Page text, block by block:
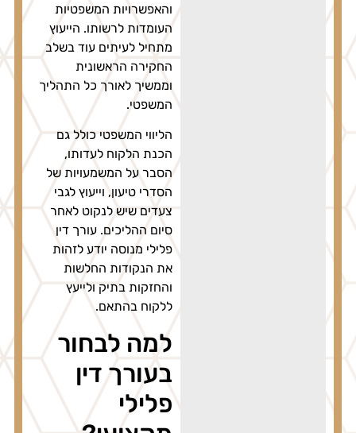
והאפשרויות המשפטיות
העומדות לרשותו. הייעוץ
מתחיל לעיתים עוד בשלב
החקירה הראשונית
וממשיך לאורך כל התהליך
המשפטי.
הליווי המשפטי כולל גם
הכנת הלקוח לעדותו,
הסבר על המשמעויות של
הסדרי טיעון, וייעוץ לגבי
צעדים שיש לנקוט לאחר
סיום ההליכים. עורך דין
פלילי מנוסה יודע לזהות
את הנקודות החלשות
והחזקות בתיק ולייעץ
ללקוח בהתאם.
למה לבחור
בעורך דין
פלילי